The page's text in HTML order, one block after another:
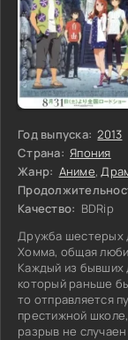
Год выпуска: 2013
Страна: Япония
Жанр: Аниме,
Качество: BDRip
Дружба шестерых
Хомма, общая
Каждый из бывших
который раньше
то отправляется
престижной
разрыв не